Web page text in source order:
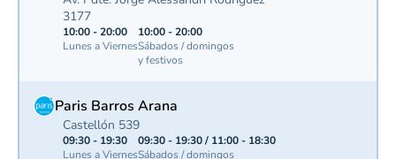
3177
10:00 - 20:00
Lunes a Viernes
10:00 - 20:00
Sábados / domingos
y festivos
Paris Barros Arana
Castellón 539
09:30 - 19:30
Lunes a Viernes
09:30 - 19:30 / 11:00 - 18:30
Sábados / domingos